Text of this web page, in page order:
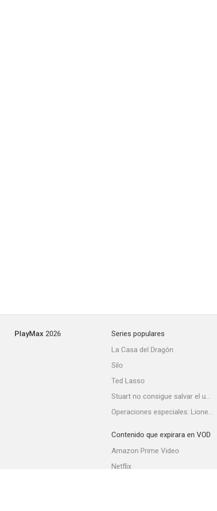
PlayMax 2026
Series populares
La Casa del Dragón
Silo
Ted Lasso
Stuart no consigue salvar el universo
Operaciones especiales: Lioness
Contenido que expirara en VOD
Amazon Prime Video
Netflix